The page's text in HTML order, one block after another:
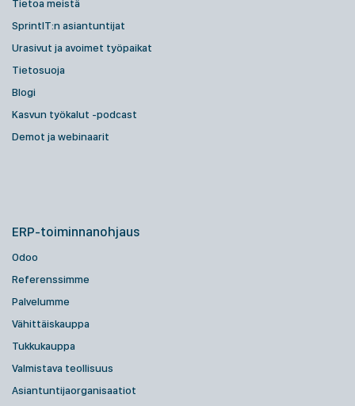
Tietoa meistä
SprintIT:n asiantuntijat
Urasivut ja avoimet työpaikat
Tietosuoja
Blogi
Kasvun työkalut -podcast
Demot ja webinaarit
ERP-toiminnanohjaus
Odoo
Referenssimme
Palvelumme
Vähittäiskauppa
Tukkukauppa
Valmistava teollisuus
Asiantuntijaorganisaatiot